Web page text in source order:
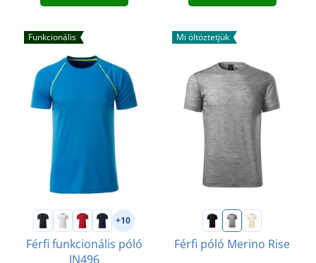
Funkcionális
+10
Férfi funkcionális póló
JN496
Mi öltöztetjük
Férfi póló Merino Rise